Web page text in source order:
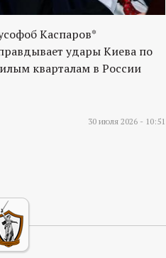
Каспаров*
удары Киева по
кварталам в России
30 июля 2026 - 10:51